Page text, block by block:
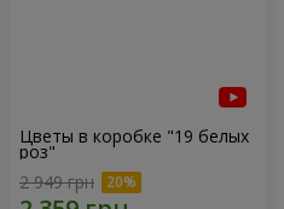
Цветы в коробке "19 белых
роз"
2 949 грн